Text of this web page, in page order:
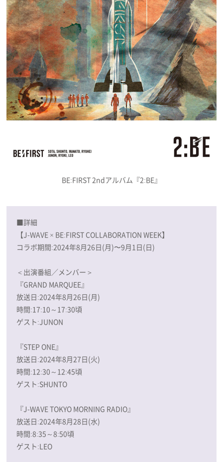
BE:FIRST 2ndアルバム『2:BE』
■詳細
【J-WAVE × BE:FIRST COLLABORATION WEEK】
コラボ期間:2024年8月26日(月)〜9月1日(日)
＜出演番組／メンバー＞
『GRAND MARQUEE』
放送日:2024年8月26日(月)
時間:17:10～17:30頃
ゲスト:JUNON
『STEP ONE』
放送日:2024年8月27日(火)
時間:12:30～12:45頃
ゲスト:SHUNTO
『J-WAVE TOKYO MORNING RADIO』
放送日:2024年8月28日(水)
時間:8:35～8:50頃
ゲスト:LEO